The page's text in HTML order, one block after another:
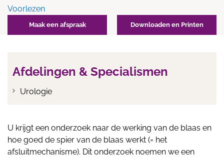
Voorlezen
Maak een afspraak Downloaden en Printen
Afdelingen & Specialismen
Urologie
U krijgt een onderzoek naar de werking van de blaas en
hoe goed de spier van de blaas werkt (= het
afsluitmechanisme). Dit onderzoek noemen we een